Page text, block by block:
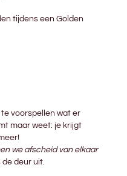
tijdens een Golden
voorspellen wat er
maar weet: je krijgt
we afscheid van elkaar
de deur uit.